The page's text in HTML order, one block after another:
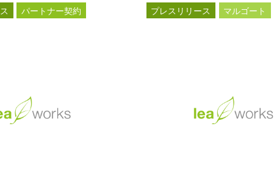
パートナー契約
プレスリリース
マルゴート